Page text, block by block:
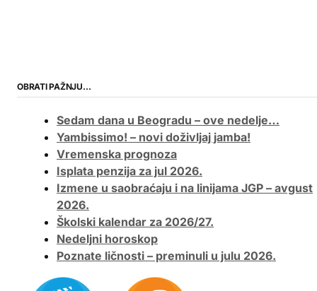
OBRATI PAŽNJU…
Sedam dana u Beogradu – ove nedelje…
Yambissimo! – novi doživljaj jamba!
Vremenska prognoza
Isplata penzija za jul 2026.
Izmene u saobraćaju i na linijama JGP – avgust
2026.
Školski kalendar za 2026/27.
Nedeljni horoskop
Poznate ličnosti – preminuli u julu 2026.